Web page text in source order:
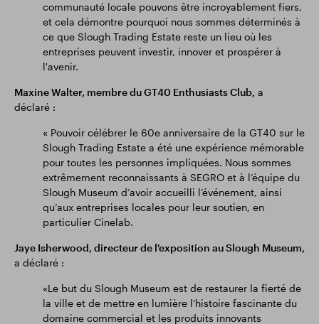
communauté locale pouvons être incroyablement fiers,
et cela démontre pourquoi nous sommes déterminés à
ce que Slough Trading Estate reste un lieu où les
entreprises peuvent investir, innover et prospérer à
l'avenir.
Maxine Walter, membre du GT40 Enthusiasts Club, a
déclaré :
« Pouvoir célébrer le 60e anniversaire de la GT40 sur le
Slough Trading Estate a été une expérience mémorable
pour toutes les personnes impliquées. Nous sommes
extrêmement reconnaissants à SEGRO et à l’équipe du
Slough Museum d’avoir accueilli l’événement, ainsi
qu’aux entreprises locales pour leur soutien, en
particulier Cinelab.
Jaye Isherwood, directeur de l'exposition au Slough Museum,
a déclaré :
«Le but du Slough Museum est de restaurer la fierté de
la ville et de mettre en lumière l'histoire fascinante du
domaine commercial et les produits innovants